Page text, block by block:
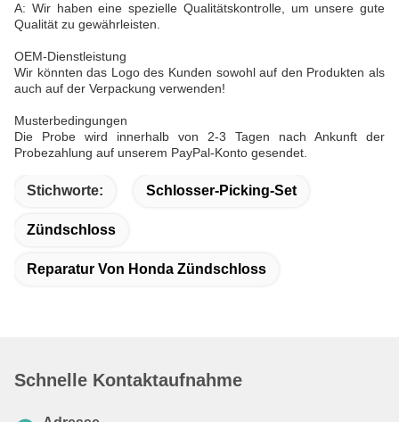
A: Wir haben eine spezielle Qualitätskontrolle, um unsere gute
Qualität zu gewährleisten.
OEM-Dienstleistung
Wir könnten das Logo des Kunden sowohl auf den Produkten als
auch auf der Verpackung verwenden!
Musterbedingungen
Die Probe wird innerhalb von 2-3 Tagen nach Ankunft der
Probezahlung auf unserem PayPal-Konto gesendet.
Stichworte: Schlosser-Picking-Set
Zündschloss
Reparatur Von Honda Zündschloss
Schnelle Kontaktaufnahme